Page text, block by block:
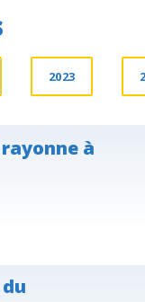
2023
à